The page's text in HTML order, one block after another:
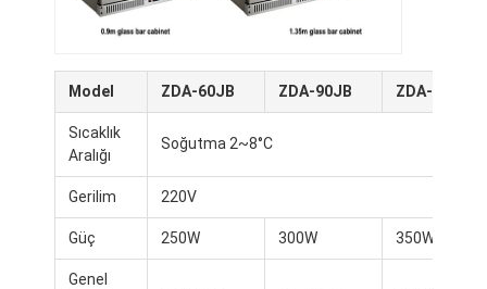
Model ZDA-60JB ZDA-90JB ZDA-135JB
Sıcaklık
Aralığı
Soğutma 2~8°C
Gerilim 220V
Güç 250W 300W 350W
Genel